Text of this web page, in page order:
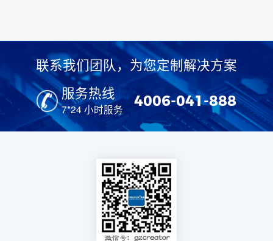
联系我们团队，为您定制解决方案
服务热线
7*24 小时服务 4006-041-888